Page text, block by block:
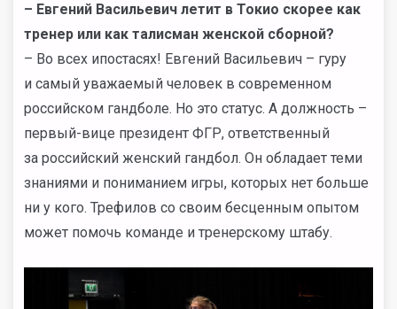
– Евгений Васильевич летит в Токио скорее как
тренер или как талисман женской сборной?
– Во всех ипостасях! Евгений Васильевич – гуру
и самый уважаемый человек в современном
российском гандболе. Но это статус. А должность –
первый-вице президент ФГР, ответственный
за российский женский гандбол. Он обладает теми
знаниями и пониманием игры, которых нет больше
ни у кого. Трефилов со своим бесценным опытом
может помочь команде и тренерскому штабу.